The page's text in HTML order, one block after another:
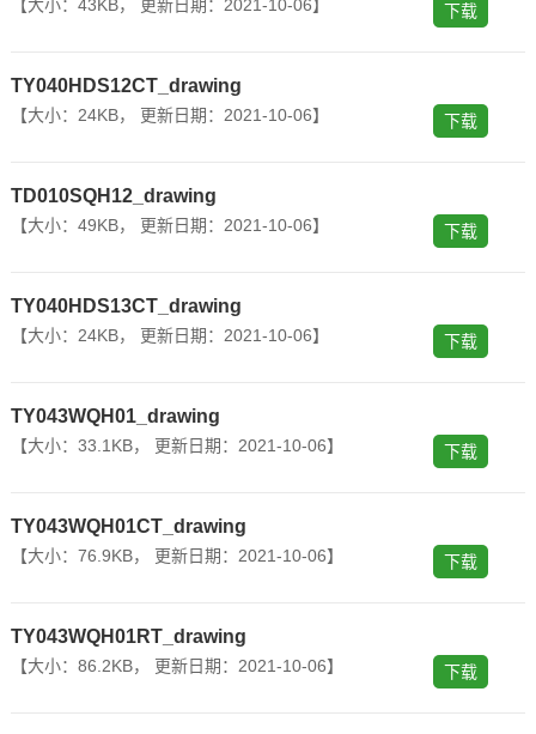
【大小：43KB， 更新日期：2021-10-06】 下载
TY040HDS12CT_drawing
【大小：24KB， 更新日期：2021-10-06】 下载
TD010SQH12_drawing
【大小：49KB， 更新日期：2021-10-06】 下载
TY040HDS13CT_drawing
【大小：24KB， 更新日期：2021-10-06】 下载
TY043WQH01_drawing
【大小：33.1KB， 更新日期：2021-10-06】 下载
TY043WQH01CT_drawing
【大小：76.9KB， 更新日期：2021-10-06】 下载
TY043WQH01RT_drawing
【大小：86.2KB， 更新日期：2021-10-06】 下载